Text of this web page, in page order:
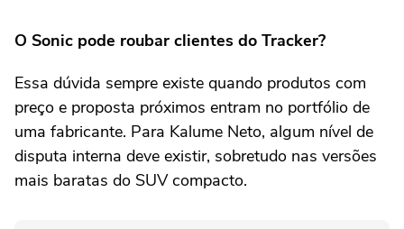
O Sonic pode roubar clientes do Tracker?
Essa dúvida sempre existe quando produtos com
preço e proposta próximos entram no portfólio de
uma fabricante. Para Kalume Neto, algum nível de
disputa interna deve existir, sobretudo nas versões
mais baratas do SUV compacto.